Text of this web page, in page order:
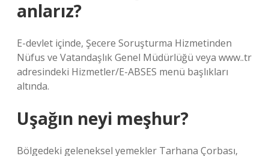
anlarız?
E-devlet içinde, Şecere Soruşturma Hizmetinden
Nüfus ve Vatandaşlık Genel Müdürlüğü veya www..tr
adresindeki Hizmetler/E-ABSES menü başlıkları
altında.
Uşağın neyi meşhur?
Bölgedeki geleneksel yemekler Tarhana Çorbası,